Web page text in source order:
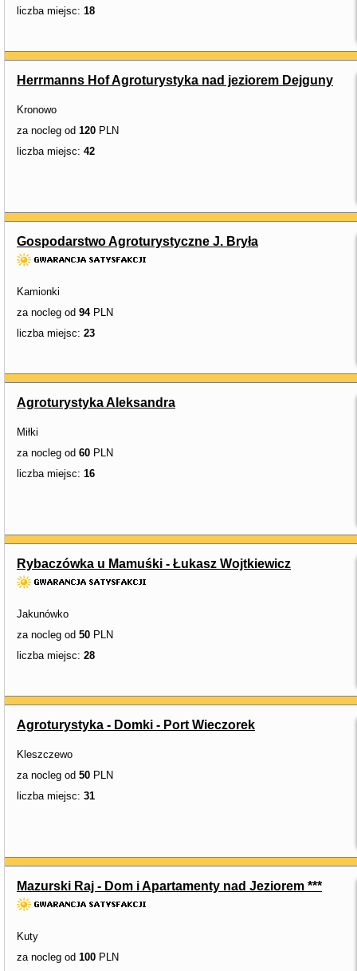
liczba miejsc: 18
Herrmanns Hof Agroturystyka nad jeziorem Dejguny
Kronowo
za nocleg od 120 PLN
liczba miejsc: 42
Gospodarstwo Agroturystyczne J. Bryła
Kamionki
za nocleg od 94PLN
liczba miejsc: 23
Agroturystyka Aleksandra
Miłki
za nocleg od 60 PLN
liczba miejsc: 16
Rybaczówka u Mamuśki - Łukasz Wojtkiewicz
Jakunówko
za nocleg od 50 PLN
liczba miejsc: 28
Agroturystyka - Domki - Port Wieczorek
Kleszczewo
za nocleg od 50 PLN
liczba miejsc: 31
Mazurski Raj - Dom i Apartamenty nad Jeziorem ***
Kuty
za nocleg od 100 PLN